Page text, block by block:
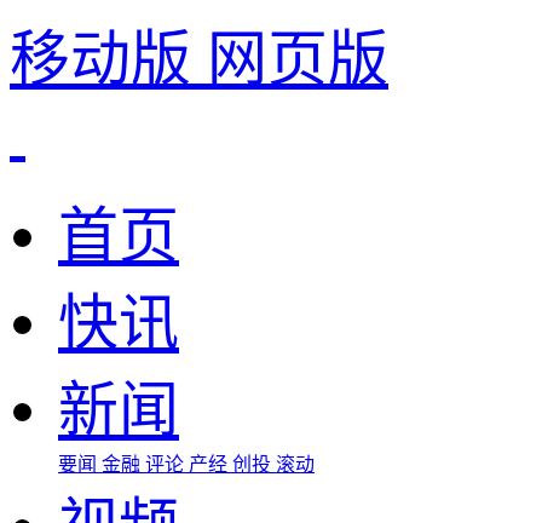
移动版 网页版
首页
快讯
新闻
要闻 金融 评论 产经 创投 滚动